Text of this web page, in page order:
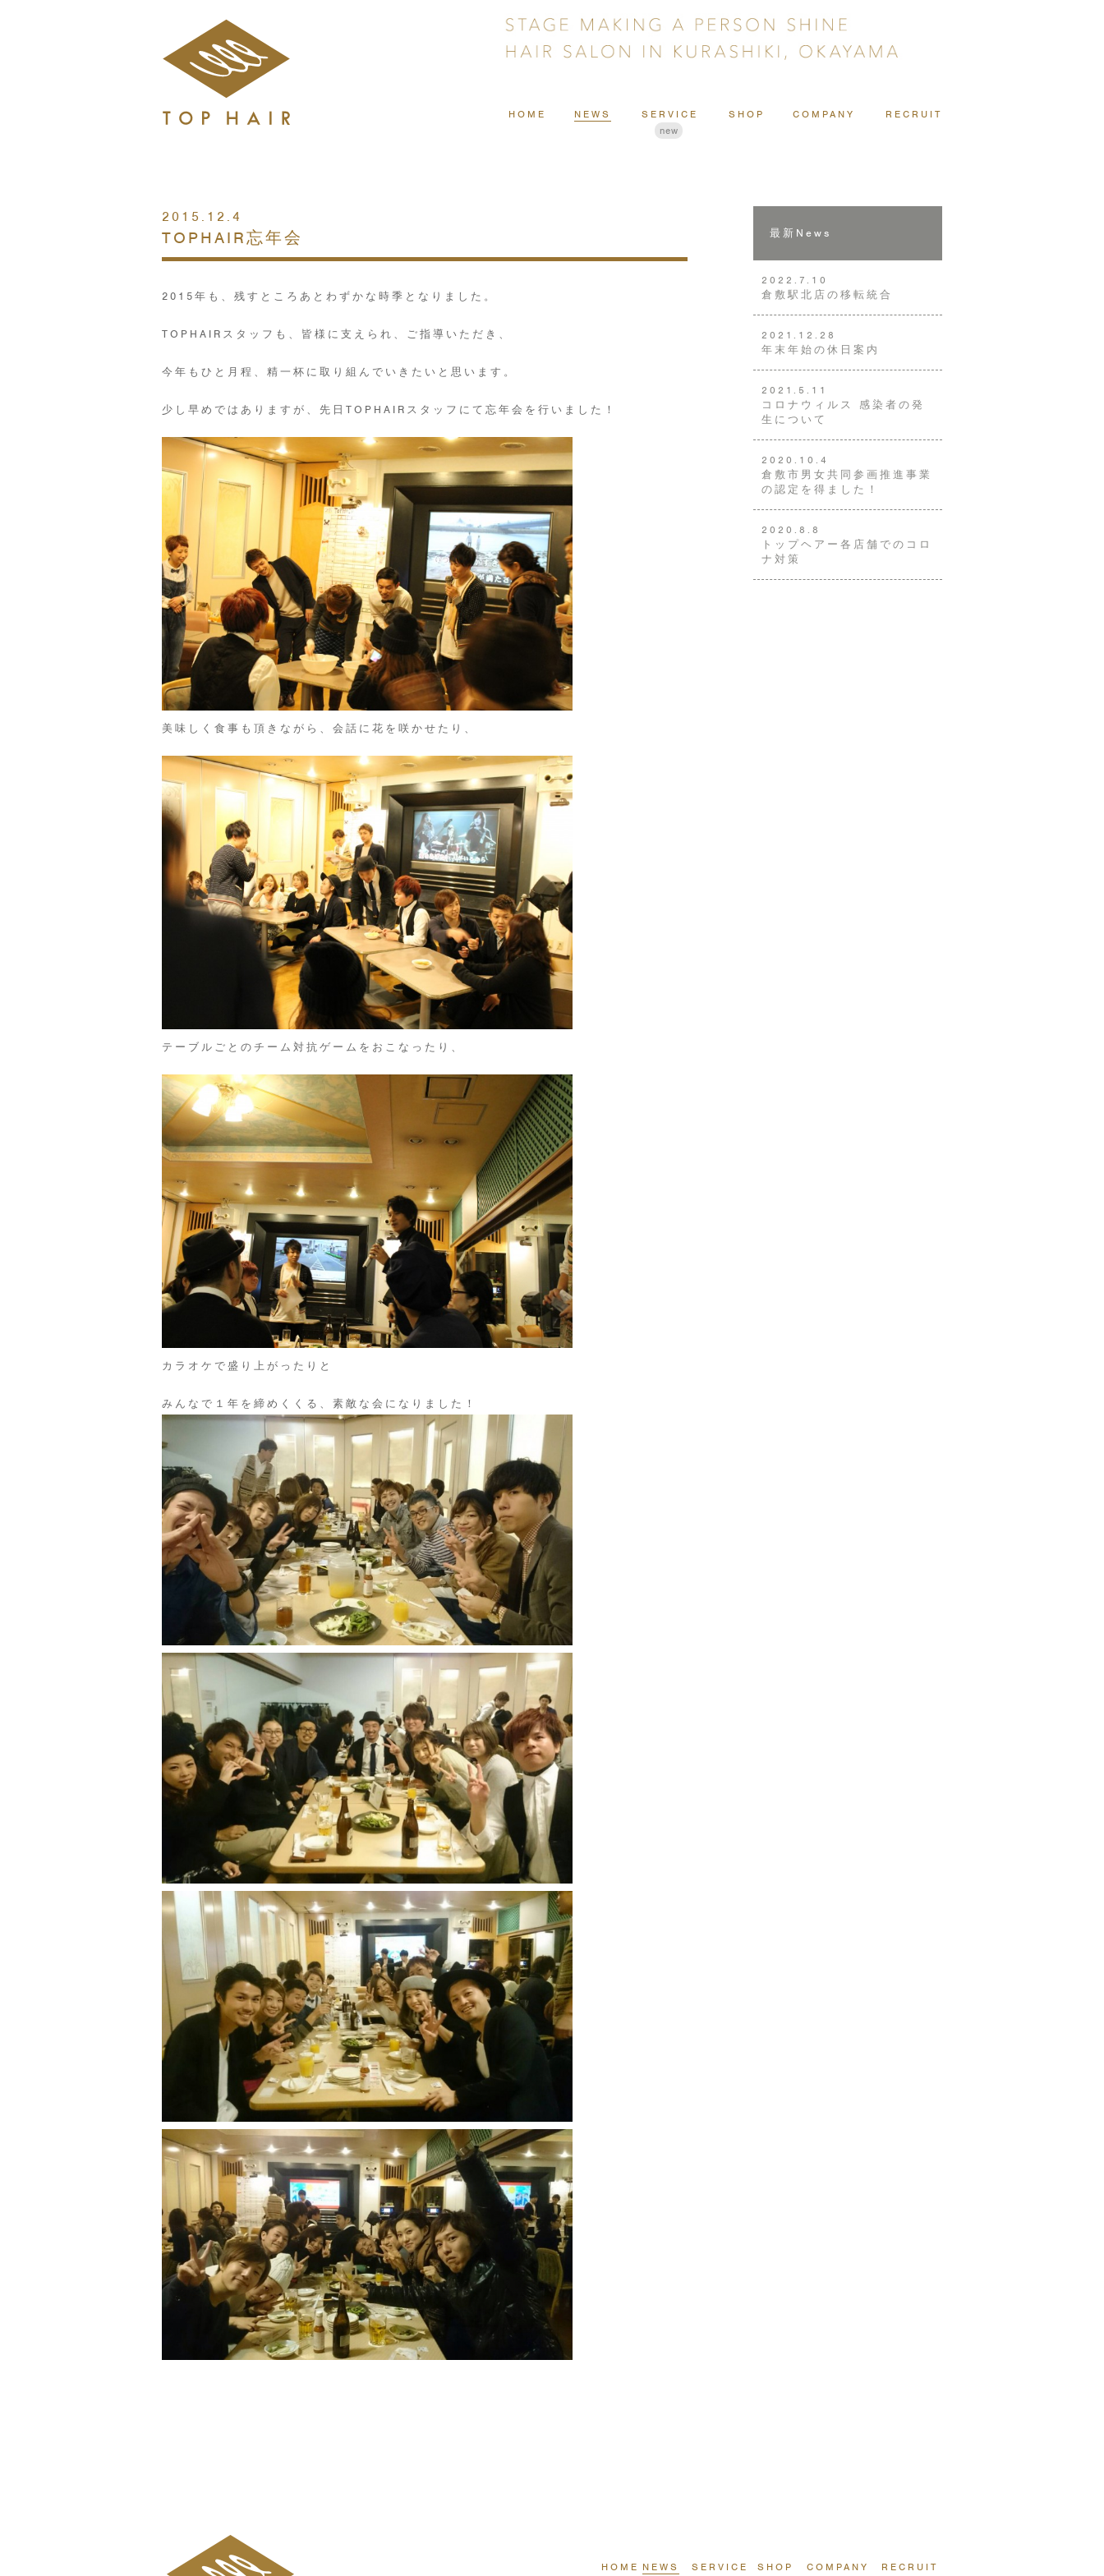
HOME NEWS
SERVICE
new
SHOP COMPANY RECRUIT
2015.12.4
TOPHAIR忘年会
2015年も、残すところあとわずかな時季となりました。
TOPHAIRスタッフも、皆様に支えられ、ご指導いただき、
今年もひと月程、精一杯に取り組んでいきたいと思います。
少し早めではありますが、先日TOPHAIRスタッフにて忘年会を行いました！
美味しく食事も頂きながら、会話に花を咲かせたり、
テーブルごとのチーム対抗ゲームをおこなったり、
カラオケで盛り上がったりと
みんなで１年を締めくくる、素敵な会になりました！
最新News
2022.7.10
倉敷駅北店の移転統合
2021.12.28
年末年始の休日案内
2021.5.11
コロナウィルス 感染者の発
生について
2020.10.4
倉敷市男女共同参画推進事業
の認定を得ました！
2020.8.8
トップヘアー各店舗でのコロ
ナ対策
HOME NEWS SERVICE SHOP COMPANY RECRUIT